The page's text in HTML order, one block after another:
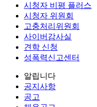
시청자 비평 플러스
시청자 위원회
고충처리위원회
사이버감사실
견학 신청
성폭력신고센터
알립니다
공지사항
공고